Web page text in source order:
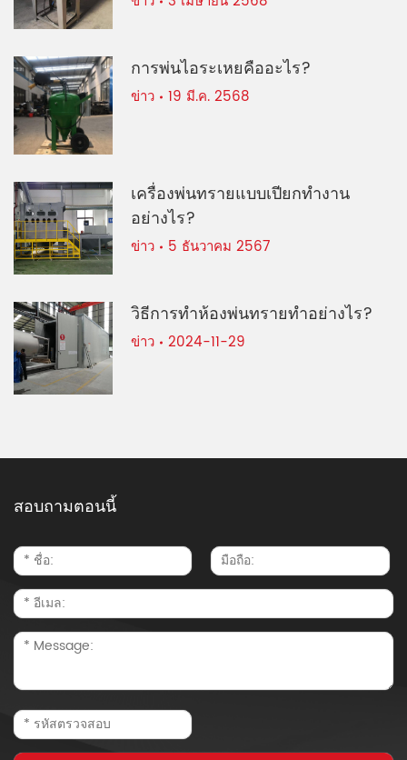
การพ่นไอระเหยคืออะไร?
ข่าว 19 มี.ค. 2568
เครื่องพ่นทรายแบบเปียกทำงาน
อย่างไร?
ข่าว 5 ธันวาคม 2567
วิธีการทำห้องพ่นทรายทำอย่างไร?
ข่าว 2024-11-29
สอบถามตอนนี้